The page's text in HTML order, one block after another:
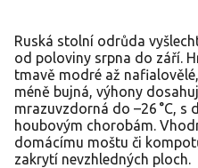
Ruská stolní odrůda
od poloviny srpna do září.
tmavě modré až
méně bujná, výhony
mrazuvzdorná do –26 °C,
houbovým chorobám.
domácímu moštu či
zakrytí nevzhledných ploch.